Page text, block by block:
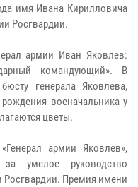
имя Ивана Кирилловича
Росгвардии.
армии Иван Яковлев:
командующий». В
генерала Яковлева,
военачальника у
цветы.
армии Яковлев»,
умелое руководство
Росгвардии. Премия имени